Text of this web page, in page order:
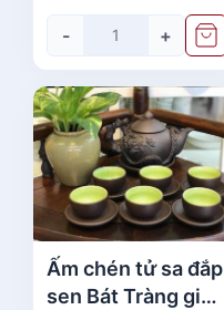
- +
Ấm chén tử sa đắp
sen Bát Tràng giá